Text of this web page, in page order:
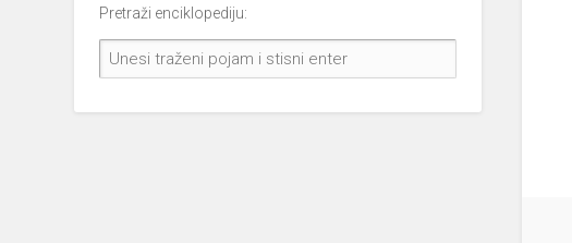
Pretraži enciklopediju: